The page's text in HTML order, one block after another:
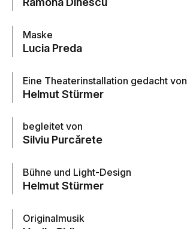
Maske
Lucia Preda
Eine Theaterinstallation gedacht von
Helmut Stürmer
begleitet von
Silviu Purcărete
Bühne und Light-Design
Helmut Stürmer
Originalmusik